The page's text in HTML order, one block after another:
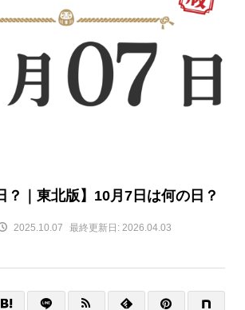
？｜東北版】10月7日は何の日？
2025.10.07 最終更新日: 2026.04.03